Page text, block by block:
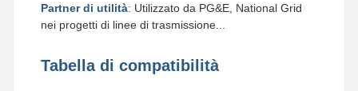
Partner di utilità: Utilizzato da PG&E, National Grid
nei progetti di linee di trasmissione...
Tabella di compatibilità